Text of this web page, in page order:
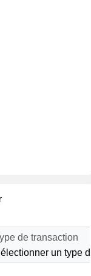
de transaction
un type